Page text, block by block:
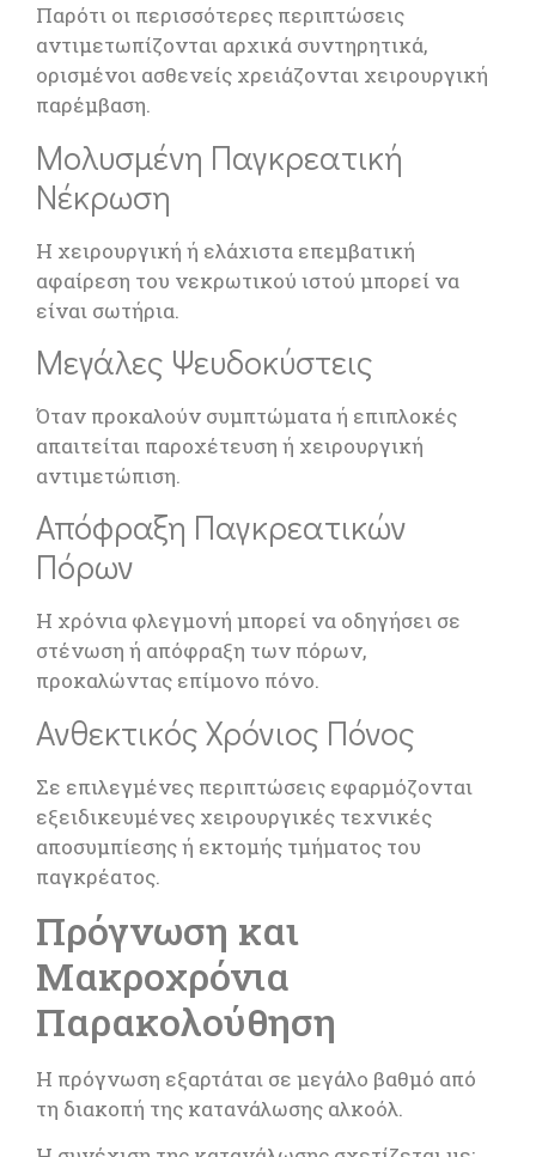
Παρότι οι περισσότερες περιπτώσεις
αντιμετωπίζονται αρχικά συντηρητικά,
ορισμένοι ασθενείς χρειάζονται χειρουργική
παρέμβαση.
Μολυσμένη Παγκρεατική
Νέκρωση
Η χειρουργική ή ελάχιστα επεμβατική
αφαίρεση του νεκρωτικού ιστού μπορεί να
είναι σωτήρια.
Μεγάλες Ψευδοκύστεις
Όταν προκαλούν συμπτώματα ή επιπλοκές
απαιτείται παροχέτευση ή χειρουργική
αντιμετώπιση.
Απόφραξη Παγκρεατικών
Πόρων
Η χρόνια φλεγμονή μπορεί να οδηγήσει σε
στένωση ή απόφραξη των πόρων,
προκαλώντας επίμονο πόνο.
Ανθεκτικός Χρόνιος Πόνος
Σε επιλεγμένες περιπτώσεις εφαρμόζονται
εξειδικευμένες χειρουργικές τεχνικές
αποσυμπίεσης ή εκτομής τμήματος του
παγκρέατος.
Πρόγνωση και
Μακροχρόνια
Παρακολούθηση
Η πρόγνωση εξαρτάται σε μεγάλο βαθμό από
τη διακοπή της κατανάλωσης αλκοόλ.